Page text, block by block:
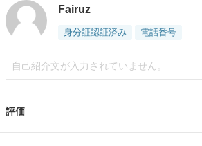
Fairuz
身分証認証済み 電話番号
自己紹介文が入力されていません。
評価